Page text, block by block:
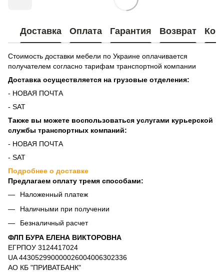
Доставка Оплата Гарантия Возврат
Стоимость доставки мебели по Украине оплачивается
получателем согласно тарифам транспортной компании
Доставка осуществляется на грузовые отделения:
- НОВАЯ ПОЧТА
- SAT
Также вы можете воспользоваться услугами курьерской
службы транспортных компаний:
- НОВАЯ ПОЧТА
- SAT
Подробнее о доставке
Предлагаем оплату тремя способами:
Наложенный платеж
Наличными при получении
Безналичный расчет
ФЛП БУРА ЕЛЕНА ВИКТОРОВНА
ЕГРПОУ 3124417024
UA 443052990000026004006302336
АО КБ "ПРИВАТБАНК"